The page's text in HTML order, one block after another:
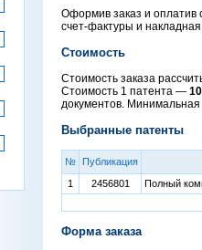
Оформив заказ и оплатив
счет-фактуры и
Стоимость
Стоимость заказа
Стоимость 1 патента —
документов.
Выбранные патенты
№ Публикация
1
2456801 Полный
Форма заказа